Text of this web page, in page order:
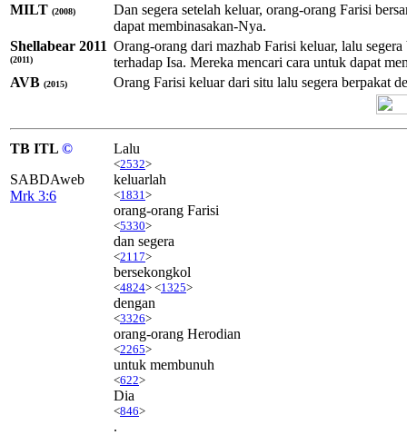
MILT (2008)
Dan segera setelah keluar, orang-orang Farisi
dapat membinasakan-Nya.
Shellabear 2011
(2011)
Orang-orang dari mazhab Farisi keluar, lalu
terhadap Isa. Mereka mencari cara untuk dapat
AVB (2015) Orang Farisi keluar dari situ lalu segera berpakat
TB ITL ©
SABDAweb
Mrk 3:6
Lalu
<2532>
keluarlah
<1831 >
orang-orang Farisi
<5330>
dan segera
<2117>
bersekongkol
<4824> <1325>
dengan
<3326>
orang-orang Herodian
<2265>
untuk membunuh
<622>
Dia
<846>
.